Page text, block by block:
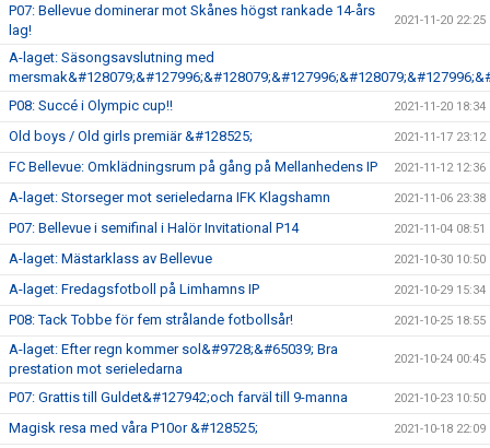
P07: Bellevue dominerar mot Skånes högst rankade 14-års
lag!
2021-11-20 22:25
A-laget: Säsongsavslutning med
P08: Succé i Olympic cup!!
2021-11-20 18:34
Old boys / Old girls premiär &#128525; 2021-11-17 23:12
FC Bellevue: Omklädningsrum på gång på Mellanhedens IP 2021-11-12 12:36
A-laget: Storseger mot serieledarna IFK Klagshamn 2021-11-06 23:38
P07: Bellevue i semifinal i Halör Invitational P14 2021-11-04 08:51
A-laget: Mästarklass av Bellevue 2021-10-30 10:50
A-laget: Fredagsfotboll på Limhamns IP 2021-10-29 15:34
P08: Tack Tobbe för fem strålande fotbollsår! 2021-10-25 18:55
A-laget: Efter regn kommer sol&#9728;&#65039; Bra
prestation mot serieledarna
2021-10-24 00:45
P07: Grattis till Guldet&#127942;och farväl till 9-manna 2021-10-23 10:50
Magisk resa med våra P10or &#128525; 2021-10-18 22:09